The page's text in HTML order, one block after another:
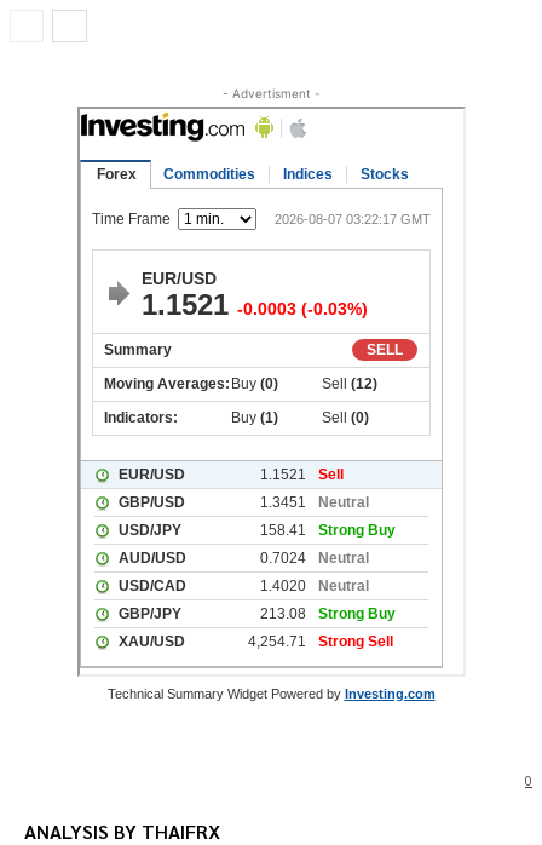
- Advertisment -
Technical Summary Widget Powered by Investing.com
0
ANALYSIS BY THAIFRX